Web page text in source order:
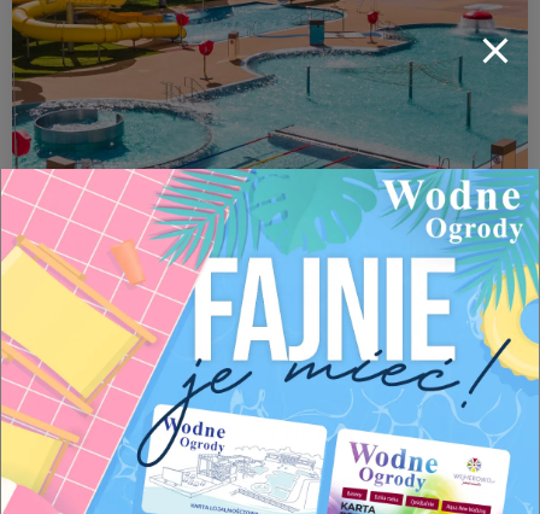
ВЕСЕЛО ДЛЯ ВСІХ!
Королівство водних
розваг
Насолоджуйтесь водними атракціонами, пливучи дикою
річкою та змагаючись на чотирьох доріжках. Від
захоплюючих гірок до неквапливого плавання, наш
басейн пропонує незабутні пригоди для кожного. Вода в